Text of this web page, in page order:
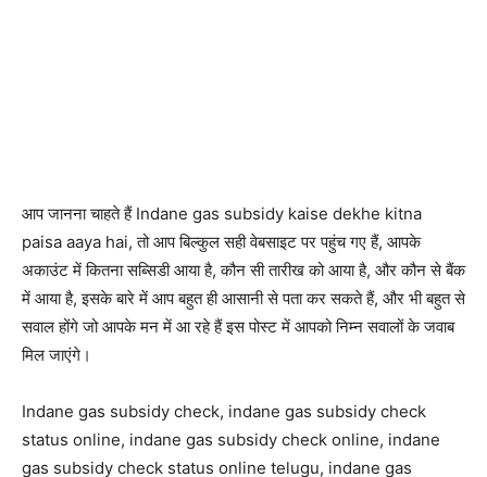
आप जानना चाहते हैं Indane gas subsidy kaise dekhe kitna
paisa aaya hai, तो आप बिल्कुल सही वेबसाइट पर पहुंच गए हैं, आपके
अकाउंट में कितना सब्सिडी आया है, कौन सी तारीख को आया है, और कौन से बैंक
में आया है, इसके बारे में आप बहुत ही आसानी से पता कर सकते हैं, और भी बहुत से
सवाल होंगे जो आपके मन में आ रहे हैं इस पोस्ट में आपको निम्न सवालों के जवाब
मिल जाएंगे।
Indane gas subsidy check, indane gas subsidy check
status online, indane gas subsidy check online, indane
gas subsidy check status online telugu, indane gas